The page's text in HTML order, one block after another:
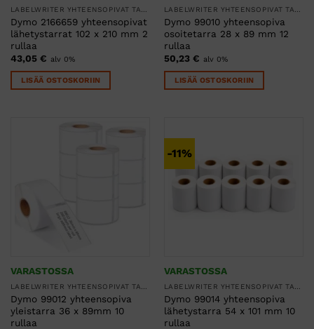
Dymo 2166659 yhteensopivat
lähetystarrat 102 x 210 mm 2
rullaa
43,05 € alv 0%
LISÄÄ OSTOSKORIIN
Dymo 99010 yhteensopiva
osoitetarra 28 x 89 mm 12
rullaa
50,23 € alv 0%
LISÄÄ OSTOSKORIIN
VARASTOSSA
LABELWRITER YHTEENSOPIVAT TARRARULLAT
Dymo 99012 yhteensopiva
yleistarra 36 x 89mm 10
rullaa
-11%
VARASTOSSA
LABELWRITER YHTEENSOPIVAT TARRARULLAT
Dymo 99014 yhteensopiva
lähetystarra 54 x 101 mm 10
rullaa